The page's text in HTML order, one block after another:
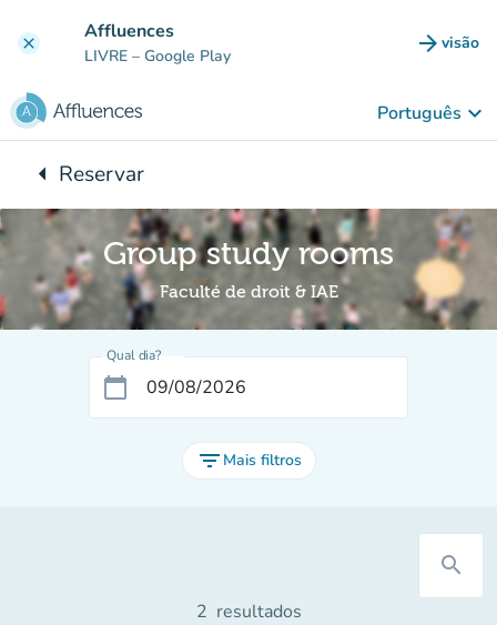
clear Affluences
LIVRE – Google Play arrow_forward visão
(novo
Português keyboard_arrow_down
arrow_leftVoltar para:
Reservar
Group study rooms
Faculté de droit & IAE
Qual dia?
calendar_today
filter_list Mais filtros
search
2 resultados